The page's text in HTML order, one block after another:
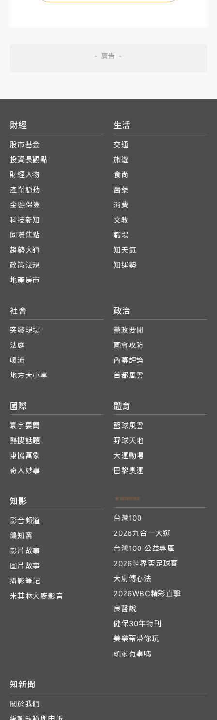
財經
股市基金
投資長觀點
財經人物
產業脈動
金融保險
科技新知
國際焦點
趨勢大師
政策法規
地產房市
生活
交通
旅遊
食尚
醫藥
消費
文教
職場
知天氣
知運勢
社會
突發現場
法庭
暖流
地方大小事
政治
黨政要聞
國會攻防
內幕評論
首都風雲
國際
寰宇要聞
熱搜話題
東協萬象
奇人妙事
體育
籃球風雲
野球天地
大運動場
巴黎奧運
知影
影音頻道
鴿知窩
影片故事
圖片故事
攝影筆記
米其林大廚影音
台灣100
2026九合一大選
台灣100 公益專區
2026世界盃足球賽
大廚傳心法
2026WBC精彩直擊
良醫說
健保30年特刊
美樂蒂帶你玩
頭家有事嗎
知新聞
關於我們